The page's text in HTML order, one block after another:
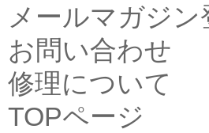
メールマガジン
お問い合わせ
修理について
TOPページ